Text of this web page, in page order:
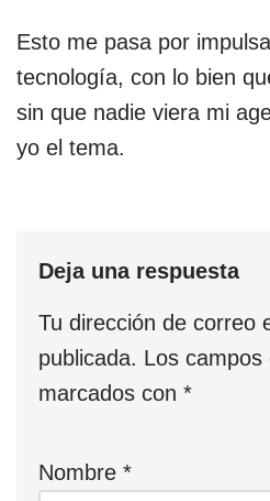
Esto me pasa por
tecnología, con lo bien
sin que nadie viera mi
yo el tema.
Deja una respuesta
Tu dirección de correo
publicada. Los campos
marcados con *
Nombre *